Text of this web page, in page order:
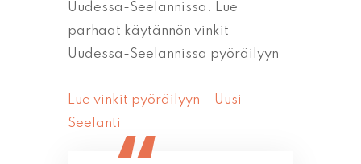
Uudessa-Seelannissa. Lue
parhaat käytännön vinkit
Uudessa-Seelannissa pyöräilyyn
Lue vinkit pyöräilyyn – Uusi-
Seelanti